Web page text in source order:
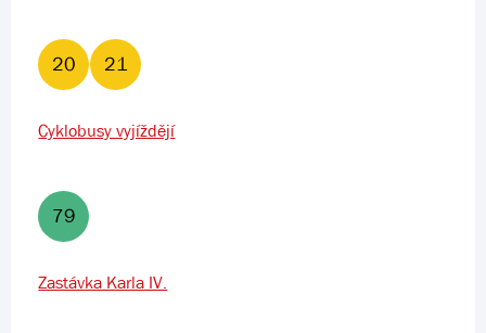
20 21
Cyklobusy vyjíždějí
79
Zastávka Karla IV.